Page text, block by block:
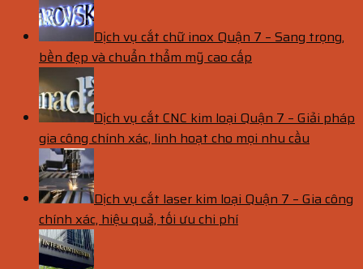
Dịch vụ cắt chữ inox Quận 7 – Sang trọng,
bền đẹp và chuẩn thẩm mỹ cao cấp
Dịch vụ cắt CNC kim loại Quận 7 – Giải pháp
gia công chính xác, linh hoạt cho mọi nhu cầu
Dịch vụ cắt laser kim loại Quận 7 – Gia công
chính xác, hiệu quả, tối ưu chi phí